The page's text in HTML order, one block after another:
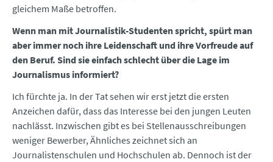
gleichem Maße betroffen.
Wenn man mit Journalistik-Studenten spricht, spürt man
aber immer noch ihre Leidenschaft und ihre Vorfreude auf
den Beruf. Sind sie einfach schlecht über die Lage im
Journalismus informiert?
Ich fürchte ja. In der Tat sehen wir erst jetzt die ersten
Anzeichen dafür, dass das Interesse bei den jungen Leuten
nachlässt. Inzwischen gibt es bei Stellenausschreibungen
weniger Bewerber, Ähnliches zeichnet sich an
Journalistenschulen und Hochschulen ab. Dennoch ist der